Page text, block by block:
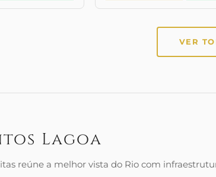
VER
Lagoa
reúne a melhor vista do Rio com